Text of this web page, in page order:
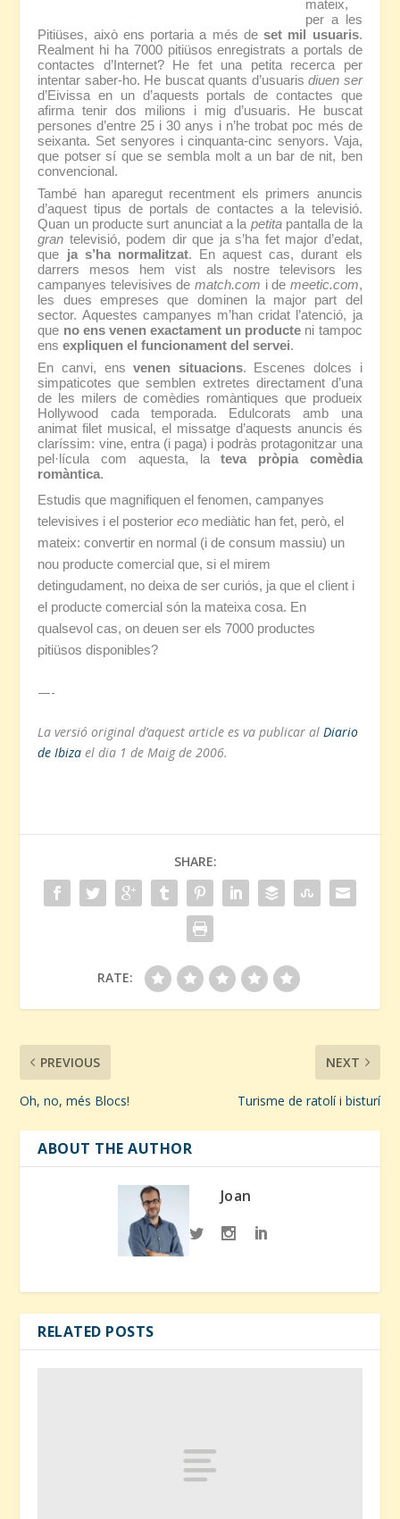
mateix,
per a les
Pitiüses, això ens portaria a més deset mil usuaris.
Realment hi ha 7000 pitiüsos enregistrats a portals de
contactes d’Internet? He fet una petita recerca per
intentar saber-ho. He buscat quants d’usuarisdiuen ser
d’Eivissa en un d’aquests portals de contactes que
afirma tenir dos milions i mig d’usuaris. He buscat
persones d’entre 25 i 30 anys i n’he trobat poc més de
seixanta. Set senyores i cinquanta-cinc senyors. Vaja,
que potser sí que se sembla molt a un bar de nit, ben
convencional.
També han aparegut recentment els primers anuncis
d’aquest tipus de portals de contactes a la televisió.
Quan un producte surt anunciat a la petitapantalla de la
gran televisió, podem dir que ja s’ha fet major d’edat,
que ja s’ha normalitzat. En aquest cas, durant els
darrers mesos hem vist als nostre televisors les
campanyes televisives de match.com i de meetic.com,
les dues empreses que dominen la major part del
sector. Aquestes campanyes m’han cridat l’atenció, ja
que no ens venen exactament un producte ni tampoc
ensexpliquen el funcionament del servei.
En canvi, ensvenen situacions. Escenes dolces i
simpaticotes que semblen extretes directament d’una
de les milers de comèdies romàntiques que produeix
Hollywood cada temporada. Edulcorats amb una
animat filet musical, el missatge d’aquests anuncis és
claríssim: vine, entra (i paga) i podràs protagonitzar una
pel·lícula com aquesta, lateva pròpia comèdia
romàntica.
Estudis que magnifiquen el fenomen, campanyes
televisives i el posterioreco mediàtic han fet, però, el
mateix: convertir en normal (i de consum massiu) un
nou producte comercial que, si el mirem
detingudament, no deixa de ser curiós, ja que el client i
el producte comercial són la mateixa cosa. En
qualsevol cas, on deuen ser els 7000 productes
pitiüsos disponibles?
—-
La versió original d’aquest article es va publicar alDiario
de Ibiza el dia 1 de Maig de 2006.
SHARE:
RATE:
PREVIOUS
Oh, no, més Blocs!
NEXT
Turisme de ratolí i bisturí
ABOUT THE AUTHOR
Joan
RELATED POSTS